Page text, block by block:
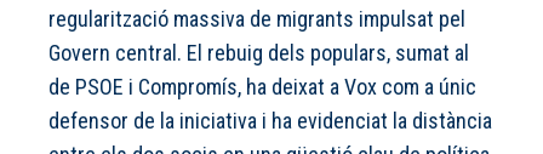
regularització massiva de migrants impulsat pel
Govern central. El rebuig dels populars, sumat al
de PSOE i Compromís, ha deixat a Vox com a únic
defensor de la iniciativa i ha evidenciat la distància